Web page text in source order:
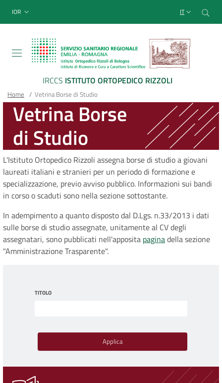
Sito Web Istituto
menu top-bar
IOR IT
IRCCS ISTITUTO ORTOPEDICO RIZZOLI
Main container
Briciole
di
pane
Home / Vetrina Borse di Studio
Vetrina Borse
di Studio
L'Istituto Ortopedico Rizzoli assegna borse di studio a giovani
laureati italiani e stranieri per un periodo di formazione e
specializzazione, previo avviso pubblico. Informazioni sui bandi
in corso o scaduti sono nella sezione sottostante.
In adempimento a quanto disposto dal D.Lgs. n.33/2013 i dati
sulle borse di studio assegnate, unitamente al CV degli
assegnatari, sono pubblicati nell'apposita paginadella sezione
"Amministrazione Trasparente".
TITOLO